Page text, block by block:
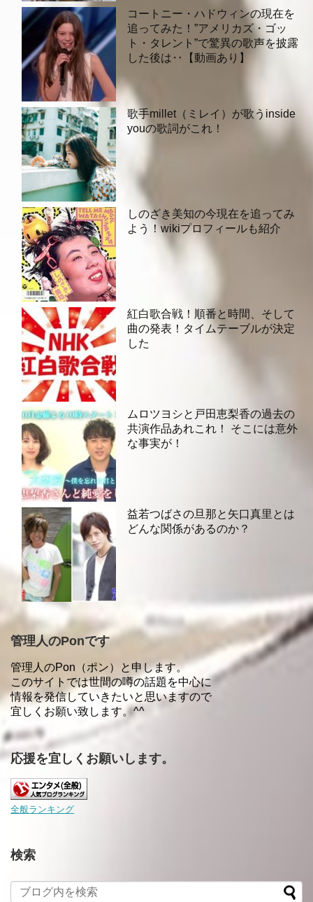
コートニー・ハドウィンの現在を
追ってみた！”アメリカズ・ゴッ
ト・タレント”で驚異の歌声を披露
した後は‥【動画あり】
歌手millet（ミレイ）が歌うinside
youの歌詞がこれ！
しのざき美知の今現在を追ってみ
よう！wikiプロフィールも紹介
紅白歌合戦！順番と時間、そして
曲の発表！タイムテーブルが決定
した
ムロツヨシと戸田恵梨香の過去の
共演作品あれこれ！ そこには意外
な事実が！
益若つばさの旦那と矢口真里とは
どんな関係があるのか？
管理人のPonです
管理人のPon（ポン）と申します。
このサイトでは世間の噂の話題を中心に
情報を発信していきたいと思いますので
宜しくお願い致します。^^
応援を宜しくお願いします。
全般ランキング
検索